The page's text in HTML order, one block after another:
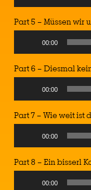
Player
Part 5 – Müssen wir
Player
00:00
Part 6 – Diesmal
Player
00:00
Part 7 – Wie weit ist
Player
00:00
Part 8 – Ein bisserl
00:00